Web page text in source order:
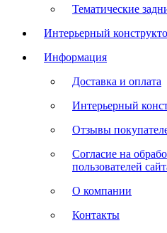
Тематические
Интерьерный
Информация
Доставка и оплата
Интерьерный
Отзывы
Согласие на
пользователей
О компании
Контакты